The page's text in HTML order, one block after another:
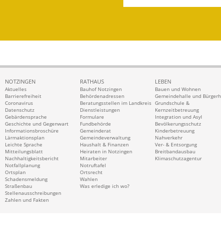
NOTZINGEN
Aktuelles
Barrierefreiheit
Coronavirus
Datenschutz
Gebärdensprache
Geschichte und Gegenwart
Informationsbroschüre
Lärmaktionsplan
Leichte Sprache
Mitteilungsblatt
Nachhaltigkeitsbericht
Notfallplanung
Ortsplan
Schadensmeldung
Straßenbau
Stellenausschreibungen
Zahlen und Fakten
RATHAUS
Bauhof Notzingen
Behördenadressen
Beratungsstellen im Landkreis
Dienstleistungen
Formulare
Fundbehörde
Gemeinderat
Gemeindeverwaltung
Haushalt & Finanzen
Heiraten in Notzingen
Mitarbeiter
Notruftafel
Ortsrecht
Wahlen
Was erledige ich wo?
LEBEN
Bauen und Wohnen
Gemeindehalle und
Grundschule &
Kernzeitbetreuung
Integration und Asyl
Bevölkerungsschutz
Kinderbetreuung
Nahverkehr
Ver- & Entsorgung
Breitbandausbau
Klimaschutzagentur